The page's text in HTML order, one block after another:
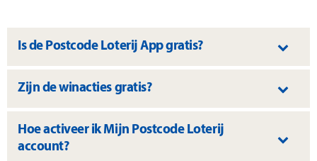
Is de Postcode Loterij App gratis?
Zijn de winacties gratis?
Hoe activeer ik Mijn Postcode Loterij
account?